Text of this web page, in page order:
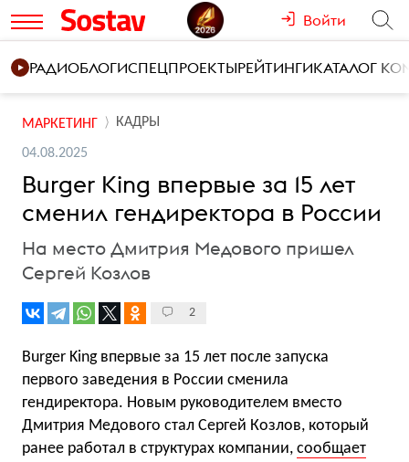
Войти
РАДИОБЛОГИСПЕЦПРОЕКТЫРЕЙТИНГИКАТАЛОГ
МАРКЕТИНГ КАДРЫ
04.08.2025
Burger King впервые за 15 лет
сменил гендиректора в России
На место Дмитрия Медового пришел
Сергей Козлов
2
Burger King впервые за 15 лет после запуска
первого заведения в России сменила
гендиректора. Новым руководителем вместо
Дмитрия Медового стал Сергей Козлов, который
ранее работал в структурах компании, сообщает